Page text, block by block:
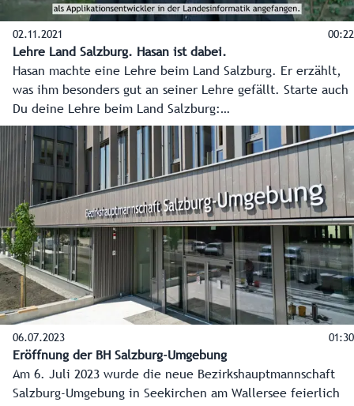
02.11.2021 00:22
Lehre Land Salzburg. Hasan ist dabei.
Hasan machte eine Lehre beim Land Salzburg. Er erzählt,
was ihm besonders gut an seiner Lehre gefällt. Starte auch
Du deine Lehre beim Land Salzburg:
www.salzburg.gv.at/lehre.
06.07.2023 01:30
Eröffnung der BH Salzburg-Umgebung
Am 6. Juli 2023 wurde die neue Bezirkshauptmannschaft
Salzburg-Umgebung in Seekirchen am Wallersee feierlich